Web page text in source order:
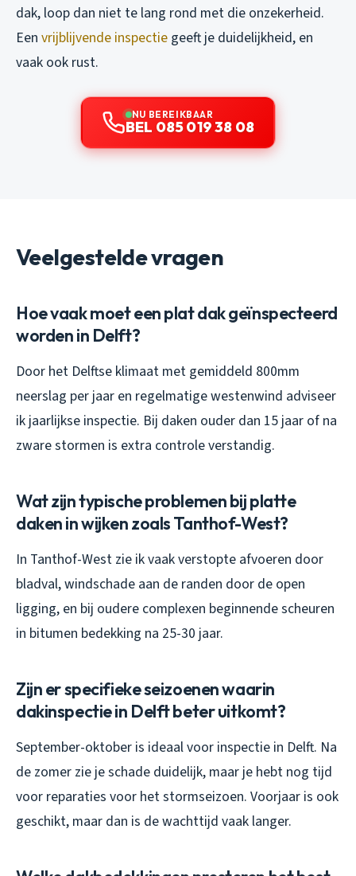
dak, loop dan niet te lang rond met die onzekerheid.
Een vrijblijvende inspectie geeft je duidelijkheid, en
vaak ook rust.
NU BEREIKBAAR
BEL 085 019 38 08
Veelgestelde vragen
Hoe vaak moet een plat dak geïnspecteerd
worden in Delft?
Door het Delftse klimaat met gemiddeld 800mm
neerslag per jaar en regelmatige westenwind adviseer
ik jaarlijkse inspectie. Bij daken ouder dan 15 jaar of na
zware stormen is extra controle verstandig.
Wat zijn typische problemen bij platte
daken in wijken zoals Tanthof-West?
In Tanthof-West zie ik vaak verstopte afvoeren door
bladval, windschade aan de randen door de open
ligging, en bij oudere complexen beginnende scheuren
in bitumen bedekking na 25-30 jaar.
Zijn er specifieke seizoenen waarin
dakinspectie in Delft beter uitkomt?
September-oktober is ideaal voor inspectie in Delft. Na
de zomer zie je schade duidelijk, maar je hebt nog tijd
voor reparaties voor het stormseizoen. Voorjaar is ook
geschikt, maar dan is de wachttijd vaak langer.